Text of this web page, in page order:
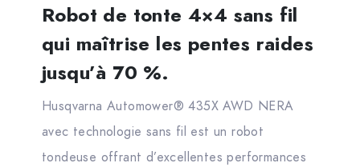
Robot de tonte 4×4 sans fil
qui maîtrise les pentes raides
jusqu’à 70 %.
Husqvarna Automower® 435X AWD NERA
avec technologie sans fil est un robot
tondeuse offrant d’excellentes performances